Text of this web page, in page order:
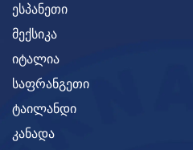
ესპანეთი
მექსიკა
იტალია
საფრანგეთი
ტაილანდი
კანადა